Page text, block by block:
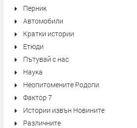
Перник
Автомобили
Кратки истории
Етюди
Пътувай с нас
Наука
Неопитомените Родопи
Фактор 7
Истории извън Новините
Различните